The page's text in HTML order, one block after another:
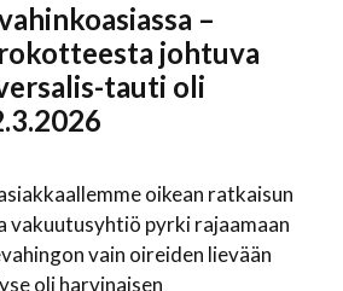
–
johtuva
tauti oli
oikean ratkaisun
vakuutusyhtiö pyrki rajaamaan
vain oireiden lievään
oli harvinaisen